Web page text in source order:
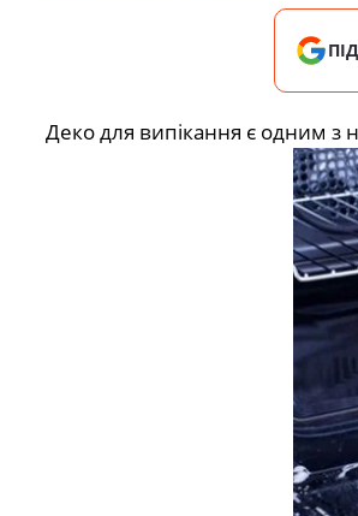
Деко для випікання є одним з